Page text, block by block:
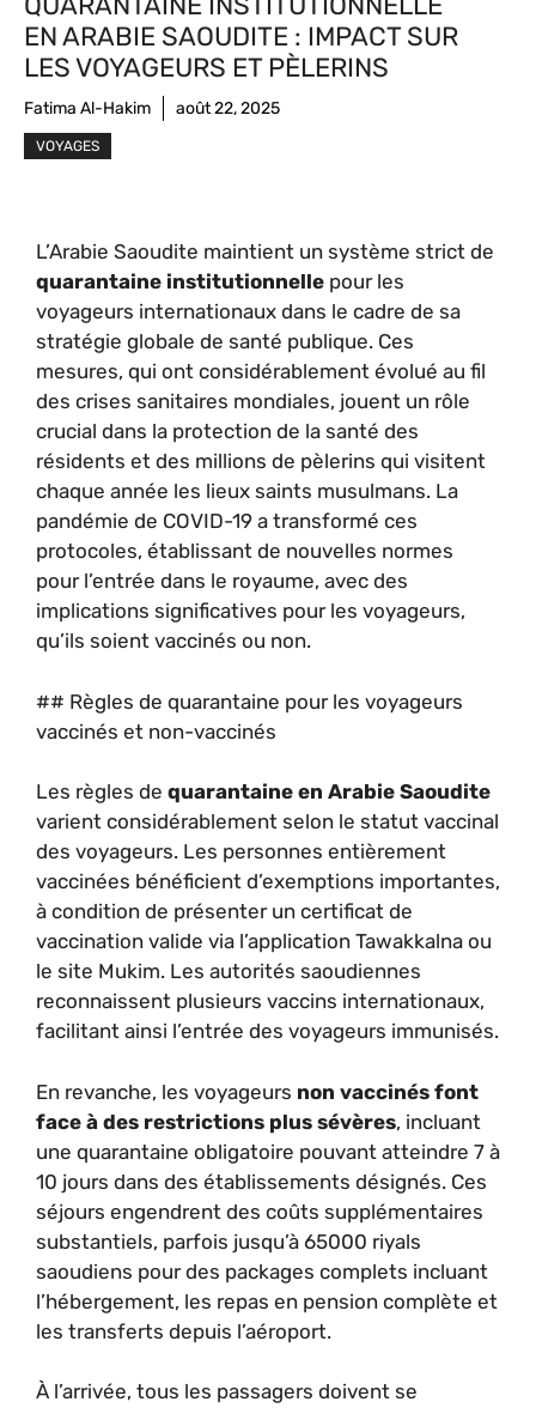
EN ARABIE SAOUDITE : IMPACT SUR
LES VOYAGEURS ET PÈLERINS
Fatima Al-Hakim août 22, 2025
VOYAGES
L’Arabie Saoudite maintient un système strict de
quarantaine institutionnelle pour les
voyageurs internationaux dans le cadre de sa
stratégie globale de santé publique. Ces
mesures, qui ont considérablement évolué au fil
des crises sanitaires mondiales, jouent un rôle
crucial dans la protection de la santé des
résidents et des millions de pèlerins qui visitent
chaque année les lieux saints musulmans. La
pandémie de COVID-19 a transformé ces
protocoles, établissant de nouvelles normes
pour l’entrée dans le royaume, avec des
implications significatives pour les voyageurs,
qu’ils soient vaccinés ou non.
## Règles de quarantaine pour les voyageurs
vaccinés et non-vaccinés
Les règles de quarantaine en Arabie Saoudite
varient considérablement selon le statut vaccinal
des voyageurs. Les personnes entièrement
vaccinées bénéficient d’exemptions importantes,
à condition de présenter un certificat de
vaccination valide via l’application Tawakkalna ou
le site Mukim. Les autorités saoudiennes
reconnaissent plusieurs vaccins internationaux,
facilitant ainsi l’entrée des voyageurs immunisés.
En revanche, les voyageurs non vaccinés font
face à des restrictions plus sévères, incluant
une quarantaine obligatoire pouvant atteindre 7 à
10 jours dans des établissements désignés. Ces
séjours engendrent des coûts supplémentaires
substantiels, parfois jusqu’à 65000 riyals
saoudiens pour des packages complets incluant
l’hébergement, les repas en pension complète et
les transferts depuis l’aéroport.
À l’arrivée, tous les passagers doivent se